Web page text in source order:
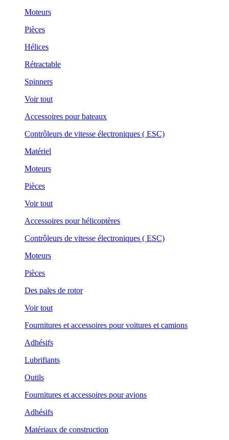
Moteurs
Pièces
Hélices
Rétractable
Spinners
Voir tout
Accessoires pour bateaux
Contrôleurs de vitesse électroniques ( ESC)
Matériel
Moteurs
Pièces
Voir tout
Accessoires pour hélicoptères
Contrôleurs de vitesse électroniques ( ESC)
Moteurs
Pièces
Des pales de rotor
Voir tout
Fournitures et accessoires pour voitures et camions
Adhésifs
Lubrifiants
Outils
Fournitures et accessoires pour avions
Adhésifs
Matériaux de construction